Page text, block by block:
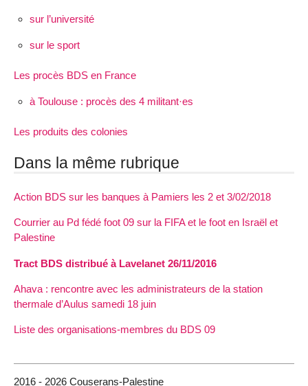
sur l’université
sur le sport
Les procès BDS en France
à Toulouse : procès des 4 militant·es
Les produits des colonies
Dans la même rubrique
Action BDS sur les banques à Pamiers les 2 et 3/02/2018
Courrier au Pd fédé foot 09 sur la FIFA et le foot en Israël et
Palestine
Tract BDS distribué à Lavelanet 26/11/2016
Ahava : rencontre avec les administrateurs de la station
thermale d’Aulus samedi 18 juin
Liste des organisations-membres du BDS 09
2016 - 2026 Couserans-Palestine